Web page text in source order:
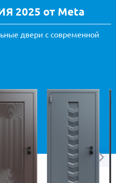
2025 от Meta
двери с современной